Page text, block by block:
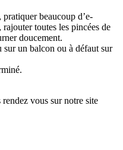
pratiquer beaucoup d’e-
toutes les pincées de
doucement.
sur un balcon ou à défaut sur
vous sur notre site